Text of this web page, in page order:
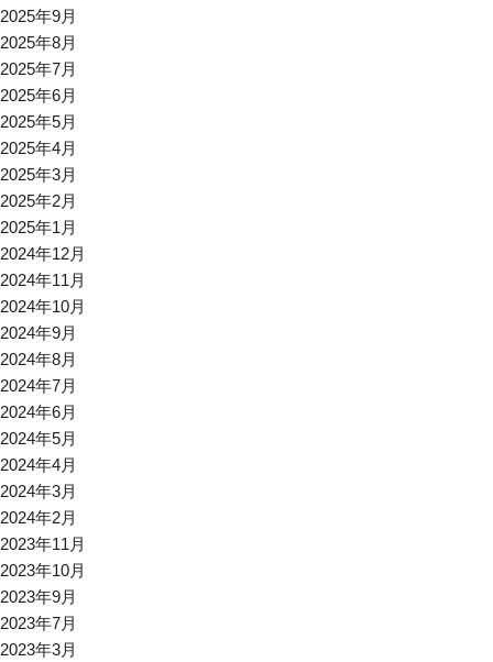
2025年9月
2025年8月
2025年7月
2025年6月
2025年5月
2025年4月
2025年3月
2025年2月
2025年1月
2024年12月
2024年11月
2024年10月
2024年9月
2024年8月
2024年7月
2024年6月
2024年5月
2024年4月
2024年3月
2024年2月
2023年11月
2023年10月
2023年9月
2023年7月
2023年3月